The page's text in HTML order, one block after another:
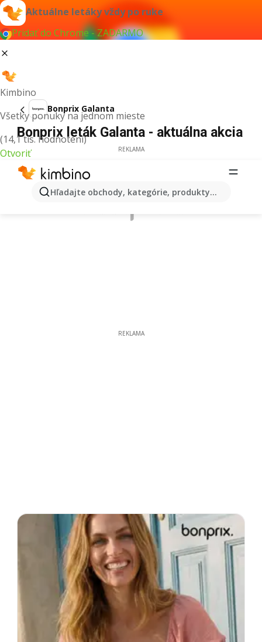
Aktuálne letáky vždy po ruke
Pridať do Chrome - ZADARMO
Kimbino
Všetky ponuky na jednom mieste
(14,1 tis. hodnotení)
Otvoriť
Hľadajte obchody, kategórie, produkty...
Bonprix Galanta
Bonprix leták Galanta - aktuálna akcia
REKLAMA
REKLAMA